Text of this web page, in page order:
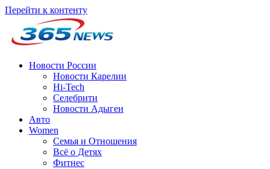
Перейти к контенту
Новости России
Новости Карелии
Hi-Tech
Селебрити
Новости Адыгеи
Авто
Women
Семья и Отношения
Всё о Детях
Фитнес